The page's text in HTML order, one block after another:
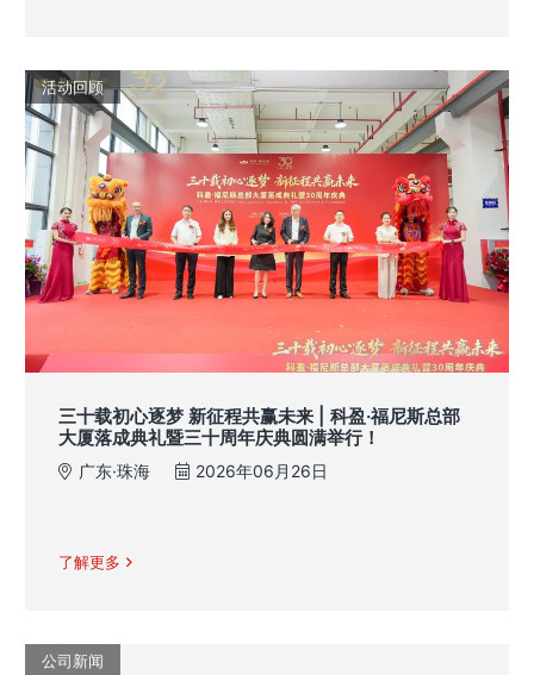
活动回顾
三十载初心逐梦 新征程共赢未来 | 科盈·福尼斯总部
大厦落成典礼暨三十周年庆典圆满举行！
广东·珠海 2026年06月26日
了解更多
公司新闻